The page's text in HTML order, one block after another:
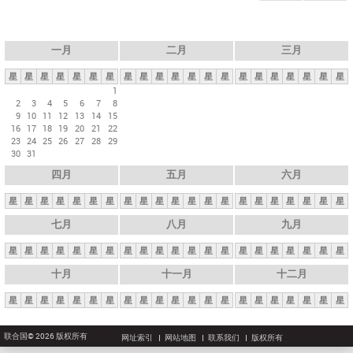
一月
星 星 星 星 星 星
星
1
2
3 4 5 6 7
8
9 10 11 12 13 14
15
16 17 18 19 20 21
22
23 24 25 26 27 28 29
30 31
二月
星 星 星 星 星 星 星
三月
星 星 星 星 星 星 星
四月
星 星 星 星 星 星 星
五月
星 星 星 星 星 星 星
六月
星 星 星 星 星 星 星
七月
星 星 星 星 星 星 星
八月
星 星 星 星 星 星 星
九月
星 星 星 星 星 星 星
十月
星 星 星 星 星 星 星
十一月
星 星 星 星 星 星 星
十二月
星 星 星 星 星 星 星
联合国© 2026 版权所有 网址索引 网站地图 联系我们 版权所有